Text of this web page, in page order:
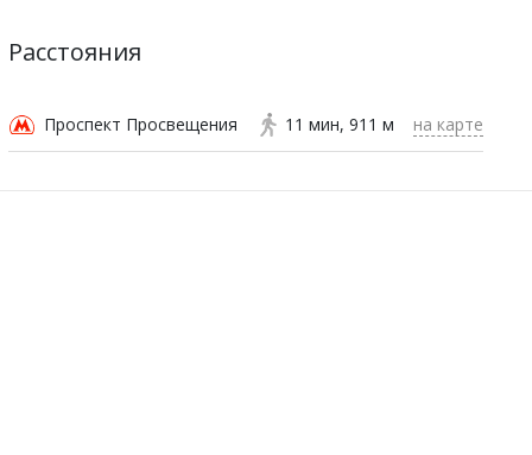
Расстояния
Проспект Просвещения 11 мин 911 м на карте